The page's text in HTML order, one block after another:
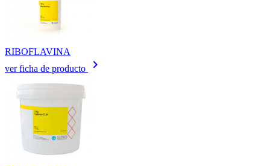
RIBOFLAVINA
ver ficha de producto
keyboard_arrow_right